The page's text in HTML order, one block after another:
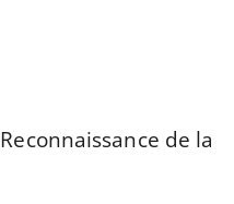
Reconnaissance de la